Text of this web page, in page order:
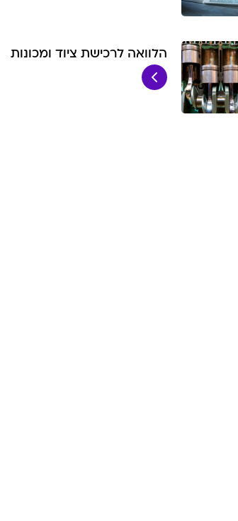
הלוואה לרכישת ציוד ומכונות